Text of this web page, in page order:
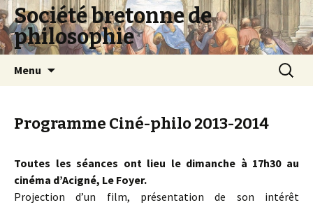
Société bretonne de
philosophie
Menu
Programme Ciné-philo 2013-2014
Toutes les séances ont lieu le dimanche à 17h30 au
cinéma d’Acigné, Le Foyer.
Projection d’un film, présentation de son intérêt